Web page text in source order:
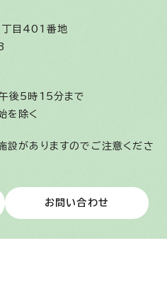
丁目401番地
後5時15分まで
を除く
設がありますのでご注意くださ
お問い合わせ